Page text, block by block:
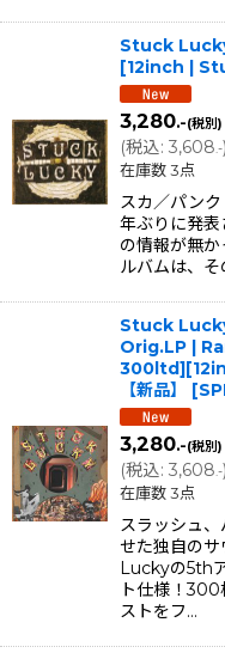
Stuck
[12inch |
3,280.-(税別)
(税込: 3,608.-)
在庫数 3点
スカ／パン
年ぶりに発
の情報が無
ルバムは、
Stuck
Orig.LP |
【新品】
[
3,280.-(税別)
(税込: 3,608 .-)
在庫数 3点
スラッシュ
せた独自の
Luckyの5th
ト仕様！300
ストをフ…